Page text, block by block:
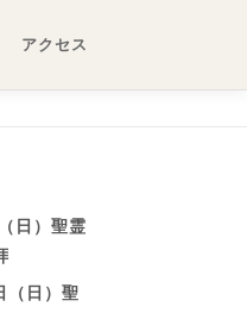
アクセス
日）聖霊
（日）聖